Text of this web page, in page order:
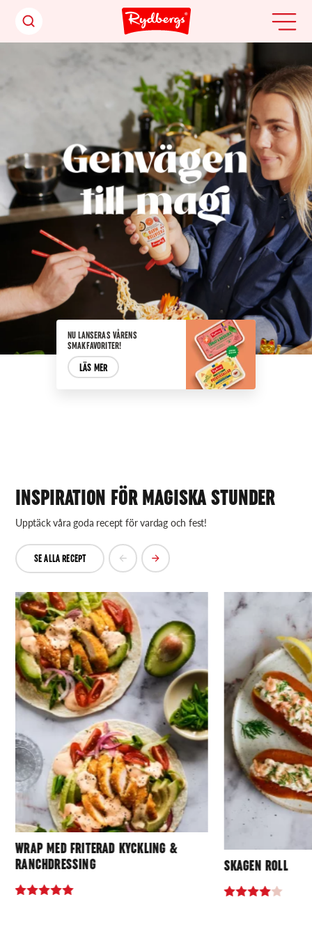
NU LANSERAS VÅRENS
SMAKFAVORITER!
LÄS MER
INSPIRATION FÖR MAGISKA STUNDER
Upptäck våra goda recept för vardag och fest!
SE ALLA RECEPT
WRAP MED FRITERAD KYCKLING &
RANCHDRESSING
SKAGEN ROLL